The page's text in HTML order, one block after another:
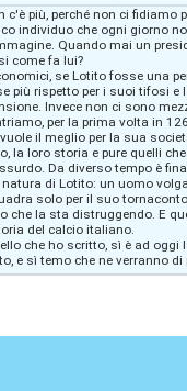
c'è più, perché non ci fidiamo
individuo che ogni giorno
Quando mai un
come fa lui?
se Lotito fosse una
più rispetto per i suoi tifosi e
Invece non ci sono
per la prima volta in
il meglio per la sua
la loro storia e pure quelli
Da diverso tempo è
di Lotito: un uomo
solo per il suo
che la sta distruggendo. E
del calcio italiano.
che ho scritto, sì è ad oggi
e sì temo che ne verranno di